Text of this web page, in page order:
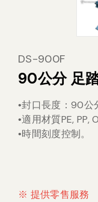
DS-900F
90公分 足
•封口長度：90公
•適用材質PE, PP,
•時間刻度控制 。
※ 提供零售服務